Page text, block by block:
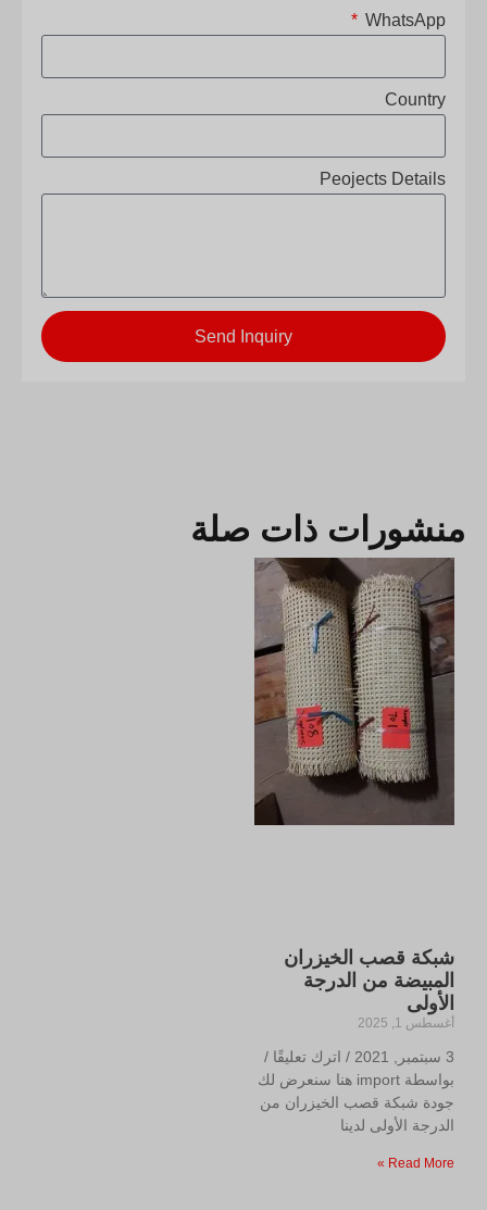
WhatsApp
Country
Peojects Details
Send Inquiry
منشورات ذات صلة
شبكة قصب الخيزران
المبيضة من الدرجة
الأولى
أغسطس 1, 2025
3 سبتمبر, 2021 / اترك تعليقًا /
بواسطة import هنا سنعرض لك
جودة شبكة قصب الخيزران من
الدرجة الأولى لدينا
Read More »